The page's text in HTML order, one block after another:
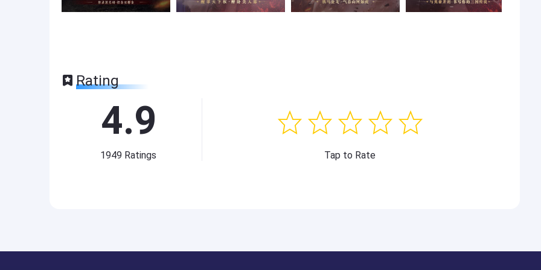
Rating
4.9
1949 Ratings Tap to Rate